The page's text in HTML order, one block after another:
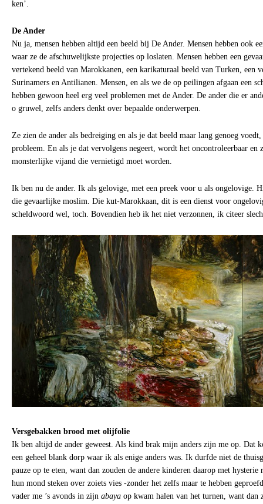
ken’.
De Ander
Nu ja, mensen hebben altijd een beeld bij De Ander. Mensen hebben ook
waar ze de afschuwelijkste projecties op loslaten. Mensen hebben een
vertekend beeld van Marokkanen, een karikaturaal beeld van Turken, een
Surinamers en Antilianen. Mensen, en als we de op peilingen afgaan een
hebben gewoon heel erg veel problemen met de Ander. De ander die er
o gruwel, zelfs anders denkt over bepaalde onderwerpen.
Ze zien de ander als bedreiging en als je dat beeld maar lang genoeg
probleem. En als je dat vervolgens negeert, wordt het oncontroleerbaar en
monsterlijke vijand die vernietigd moet worden.
Ik ben nu de ander. Ik als gelovige, met een preek voor u als ongelovige.
die gevaarlijke moslim. Die kut-Marokkaan, dit is een dienst voor
scheldwoord wel, toch. Bovendien heb ik het niet verzonnen, ik citeer
Versgebakken brood met olijfolie
Ik ben altijd de ander geweest. Als kind brak mijn anders zijn me op. Dat
een geheel blank dorp waar ik als enige anders was. Ik durfde niet de
pauze op te eten, want dan zouden de andere kinderen daarop met hysterie
hun mond steken over zoiets vies -zonder het zelfs maar te hebben
vader me ’s avonds in zijn abaya op kwam halen van het turnen, want dan